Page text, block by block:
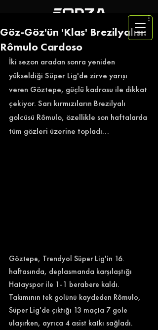
Göz-Göz'ün 'Klas' Brezilyalısı:
Rômulo Cardoso
İki sezon aradan sonra yeniden
yükseldiği Süper Lig'de zirve yarışı
veren Göztepe, güçlü kadrosu ile dikkat
çekiyor. Sarı kırmızıların Brezilyalı
golcüsü Rômulo, özellikle son haftalarda
tüm gözleri üzerine topladı...
Göztepe, Trendyol Süper Lig'in 16.
haftasında, deplasmanda karşılaştığı
Hatayspor ile 1-1 berabere kaldı.
Takımının tek golünü kaydeden Rômulo,
Süper Lig'de çıktığı 13 maçta 7 gole
ulaşırken, ayrıca 4 asist katkı sağladı.